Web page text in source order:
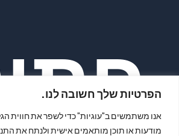
הפרטיות שלך חשובה לנו.
אנו משתמשים ב"עוגיות" כדי לשפר את חווית
מודעות או תוכן מותאמים אישית ולנתח את